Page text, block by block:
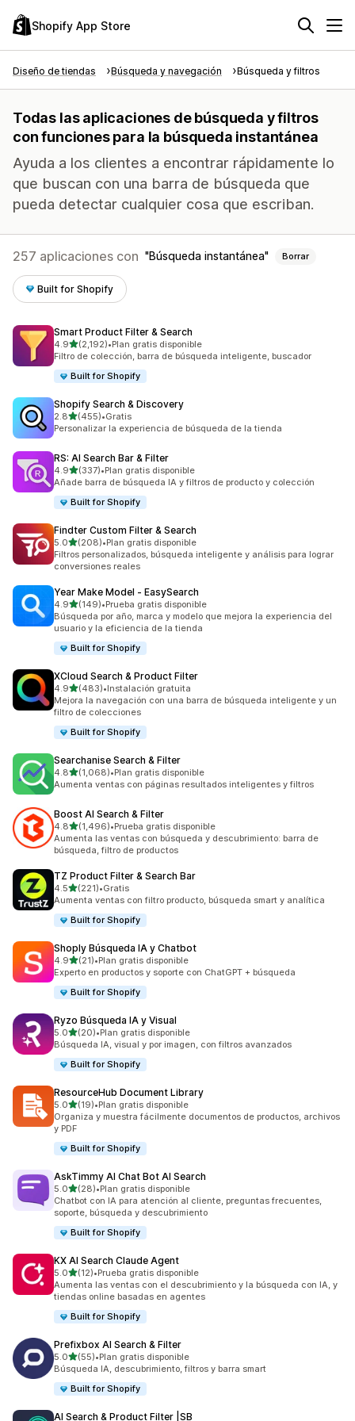
Shopify App Store
Diseño de tiendas Búsqueda y navegación Búsqueda y filtros
Todas las aplicaciones de búsqueda y filtros
con funciones para la búsqueda instantánea
Ayuda a los clientes a encontrar rápidamente lo
que buscan con una barra de búsqueda que
pueda detectar cualquier cosa que escriban.
257 aplicaciones con Búsqueda instantánea Borrar
Built for Shopify
Smart Product Filter & Search
4.9de 5 estrellas
(2,192)
2192 reseñas en total
•Plan gratis disponible
Filtro de colección, barra de búsqueda inteligente, buscador
Built for Shopify
Shopify Search & Discovery
2.8de 5 estrellas
(455)
455 reseñas en total
•Gratis
Personalizar la experiencia de búsqueda de la tienda
RS: AI Search Bar & Filter
4.9de 5 estrellas
(337)
337 reseñas en total
•Plan gratis disponible
Añade barra de búsqueda IA y filtros de producto y colección
Built for Shopify
Findter Custom Filter & Search
5.0de 5 estrellas
(208)
208 reseñas en total
•Plan gratis disponible
Filtros personalizados, búsqueda inteligente y análisis para lograr
conversiones reales
Year Make Model ‑ EasySearch
4.9de 5 estrellas
(149)
149 reseñas en total
•Prueba gratis disponible
Búsqueda por año, marca y modelo que mejora la experiencia del
usuario y la eficiencia de la tienda
Built for Shopify
XCloud Search & Product Filter
4.9de 5 estrellas
(483)
483 reseñas en total
•Instalación gratuita
Mejora la navegación con una barra de búsqueda inteligente y un
filtro de colecciones
Built for Shopify
Searchanise Search & Filter
4.8de 5 estrellas
(1,068)
1068 reseñas en total
•Plan gratis disponible
Aumenta ventas con páginas resultados inteligentes y filtros
Boost AI Search & Filter
4.8de 5 estrellas
(1,496)
1496 reseñas en total
•Prueba gratis disponible
Aumenta las ventas con búsqueda y descubrimiento: barra de
búsqueda, filtro de productos
TZ Product Filter & Search Bar
4.5de 5 estrellas
(221)
221 reseñas en total
•Gratis
Aumenta ventas con filtro producto, búsqueda smart y analítica
Built for Shopify
Shoply Búsqueda IA y Chatbot
4.9de 5 estrellas
(21)
21 reseñas en total
•Plan gratis disponible
Experto en productos y soporte con ChatGPT + búsqueda
Built for Shopify
Ryzo Búsqueda IA y Visual
5.0de 5 estrellas
(20)
20 reseñas en total
•Plan gratis disponible
Búsqueda IA, visual y por imagen, con filtros avanzados
Built for Shopify
ResourceHub Document Library
5.0de 5 estrellas
(19)
19 reseñas en total
•Plan gratis disponible
Organiza y muestra fácilmente documentos de productos, archivos
y PDF
Built for Shopify
AskTimmy AI Chat Bot AI Search
5.0de 5 estrellas
(28)
28 reseñas en total
•Plan gratis disponible
Chatbot con IA para atención al cliente, preguntas frecuentes,
soporte, búsqueda y descubrimiento
Built for Shopify
KX AI Search Claude Agent
5.0de 5 estrellas
(12)
12 reseñas en total
•Prueba gratis disponible
Aumenta las ventas con el descubrimiento y la búsqueda con IA, y
tiendas online basadas en agentes
Built for Shopify
Prefixbox AI Search & Filter
5.0de 5 estrellas
(55)
55 reseñas en total
•Plan gratis disponible
Búsqueda IA, descubrimiento, filtros y barra smart
Built for Shopify
AI Search & Product Filter |SB